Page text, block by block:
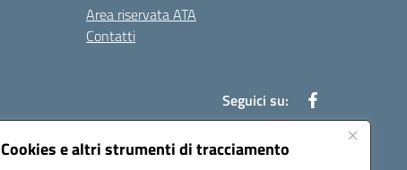
Cookies e altri strumenti di tracciamento
Area riservata ATA
Contatti
Seguici su: